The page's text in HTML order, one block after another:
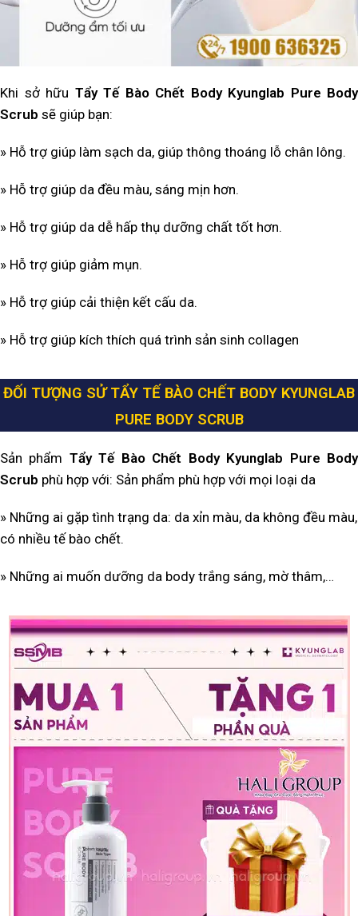
Khi sở hữu Tẩy Tế Bào Chết Body Kyunglab Pure Body
Scrub sẽ giúp bạn:
» Hỗ trợ giúp làm sạch da, giúp thông thoáng lỗ chân lông.
» Hỗ trợ giúp da đều màu, sáng mịn hơn.
» Hỗ trợ giúp da dễ hấp thụ dưỡng chất tốt hơn.
» Hỗ trợ giúp giảm mụn.
» Hỗ trợ giúp cải thiện kết cấu da.
» Hỗ trợ giúp kích thích quá trình sản sinh collagen
ĐỐI TƯỢNG SỬ TẨY TẾ BÀO CHẾT BODY KYUNGLAB
PURE BODY SCRUB
Sản phẩm Tẩy Tế Bào Chết Body Kyunglab Pure Body
Scrub phù hợp với: Sản phẩm phù hợp với mọi loại da
» Những ai gặp tình trạng da: da xỉn màu, da không đều màu,
có nhiều tế bào chết.
» Những ai muốn dưỡng da body trắng sáng, mờ thâm,…